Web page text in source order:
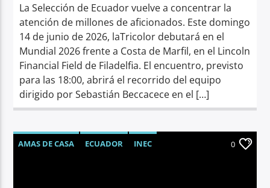
La Selección de Ecuador vuelve a concentrar la
atención de millones de aficionados. Este domingo
14 de junio de 2026, laTricolor debutará en el
Mundial 2026 frente a Costa de Marfil, en el Lincoln
Financial Field de Filadelfia. El encuentro, previsto
para las 18:00, abrirá el recorrido del equipo
dirigido por Sebastián Beccacece en el […]
AMAS DE CASA ECUADOR
INEC
0